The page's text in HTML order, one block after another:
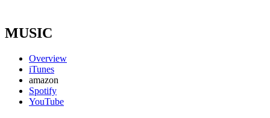
MUSIC
Overview
iTunes
amazon
Spotify
YouTube